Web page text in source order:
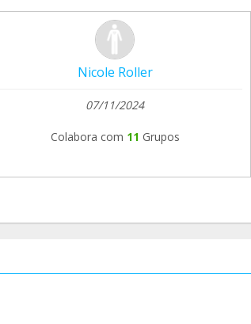
Nicole Roller
07/11/2024
Colabora com 11 Grupos